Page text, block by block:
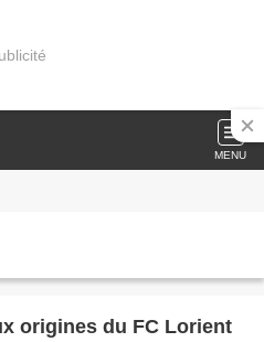
MENU
origines du FC Lorient